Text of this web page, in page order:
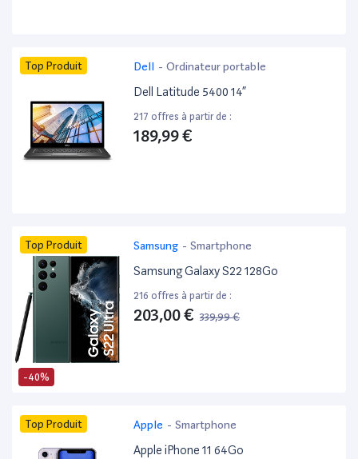
Top Produit Dell - Ordinateur portable
Dell Latitude 5400 14”
217 offres à partir de :
189,99 €
-40%
Top Produit Samsung - Smartphone
Samsung Galaxy S22 128Go
216 offres à partir de :
203,00 € 339,99 €
Top Produit Apple - Smartphone
Apple iPhone 11 64Go